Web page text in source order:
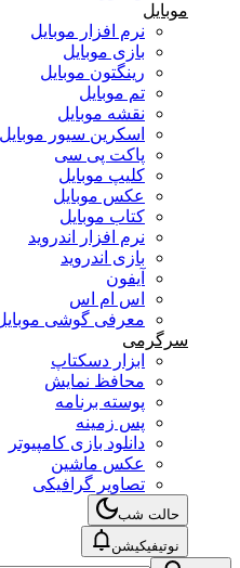
موبایل
نرم افزار موبایل
بازی موبایل
رینگتون موبایل
تم موبایل
نقشه موبایل
اسکرین سیور موبایل
پاکت پی سی
کلیپ موبایل
عکس موبایل
کتاب موبایل
نرم افزار اندروید
بازی اندروید
آیفون
اس ام اس
معرفی گوشی
سرگرمی
ابزار دسکتاپ
محافظ نمایش
پوسته برنامه
پس زمینه
دانلود بازی کامپیوتر
عکس ماشین
تصاویر گرافیکی
حالت شب
نوتیفیکیشن